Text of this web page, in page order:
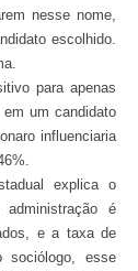
nesse nome,
escolhido.
para apenas
um candidato
influenciaria
explica o
é
e a taxa de
sociólogo, esse